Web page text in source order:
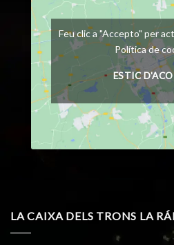
Feu clic a "Accepto" per
Política de
ESTIC
LA CAIXA DELS TRONS LA